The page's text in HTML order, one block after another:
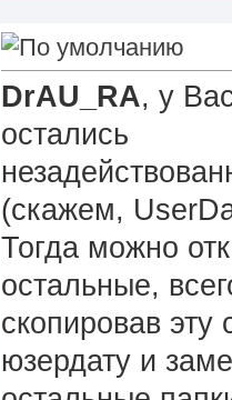
DrAU_RA, у
остались
(скажем,
Тогда можно
остальные,
скопировав эту
юзердату и